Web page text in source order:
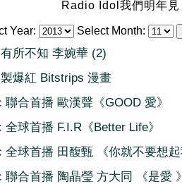
Radio Idol我們明年見
Year: Select Month:
所不知 李婉華 (2)
爆紅 Bitstrips 漫畫
聯合首播 歐漢聲《GOOD 愛》
全球首播 F.I.R《Better Life》
全球首播 田馥甄 《你就不要想
聯合首播 陶晶瑩 方大同 《是愛